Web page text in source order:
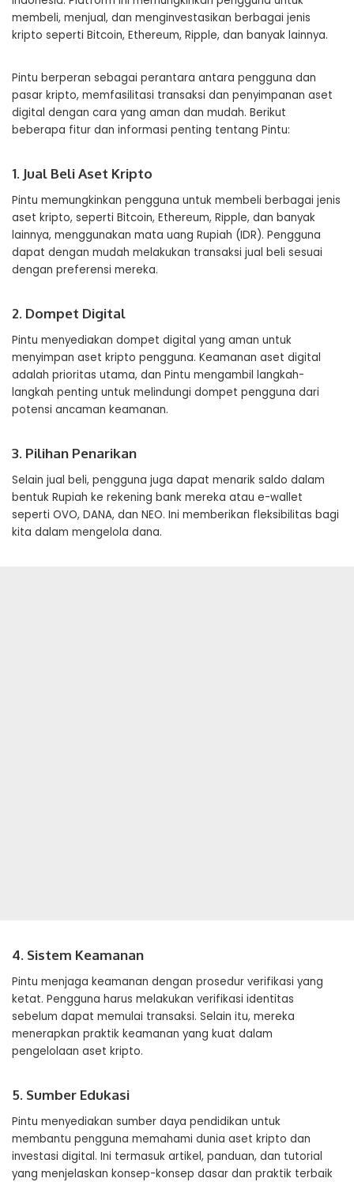
membeli, menjual, dan menginvestasikan berbagai jenis
kripto seperti Bitcoin, Ethereum, Ripple, dan banyak lainnya.
Pintu berperan sebagai perantara antara pengguna dan
pasar kripto, memfasilitasi transaksi dan penyimpanan aset
digital dengan cara yang aman dan mudah. Berikut
beberapa fitur dan informasi penting tentang Pintu:
1. Jual Beli Aset Kripto
Pintu memungkinkan pengguna untuk membeli berbagai jenis
aset kripto, seperti Bitcoin, Ethereum, Ripple, dan banyak
lainnya, menggunakan mata uang Rupiah (IDR). Pengguna
dapat dengan mudah melakukan transaksi jual beli sesuai
dengan preferensi mereka.
2. Dompet Digital
Pintu menyediakan dompet digital yang aman untuk
menyimpan aset kripto pengguna. Keamanan aset digital
adalah prioritas utama, dan Pintu mengambil langkah-
langkah penting untuk melindungi dompet pengguna dari
potensi ancaman keamanan.
3. Pilihan Penarikan
Selain jual beli, pengguna juga dapat menarik saldo dalam
bentuk Rupiah ke rekening bank mereka atau e-wallet
seperti OVO, DANA, dan NEO. Ini memberikan fleksibilitas bagi
kita dalam mengelola dana.
4. Sistem Keamanan
Pintu menjaga keamanan dengan prosedur verifikasi yang
ketat. Pengguna harus melakukan verifikasi identitas
sebelum dapat memulai transaksi. Selain itu, mereka
menerapkan praktik keamanan yang kuat dalam
pengelolaan aset kripto.
5. Sumber Edukasi
Pintu menyediakan sumber daya pendidikan untuk
membantu pengguna memahami dunia aset kripto dan
investasi digital. Ini termasuk artikel, panduan, dan tutorial
yang menjelaskan konsep-konsep dasar dan praktik terbaik